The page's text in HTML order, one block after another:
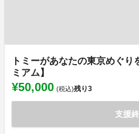
トミーがあなたの東京めぐ
ミアム】
¥50,000 (税込)残り3
支援